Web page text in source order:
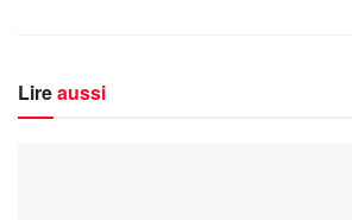
Lireaussi